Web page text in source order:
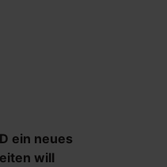
ein neues
will